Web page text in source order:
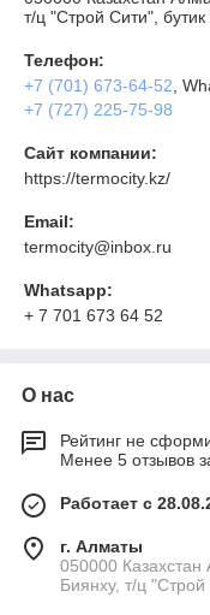
т/ц "Строй Сити",
Телефон:
+7 (701) 673-64-52 ,
+7 (727) 225-75-98
Сайт компании:
https://termocity.kz/
Email:
termocity@inbox.ru
Whatsapp:
+ 7 701 673 64 52
О нас
Рейтинг не
Менее 5 отзывов
Работает с
г. Алматы
050000 Казахстан
Биянху, т/ц